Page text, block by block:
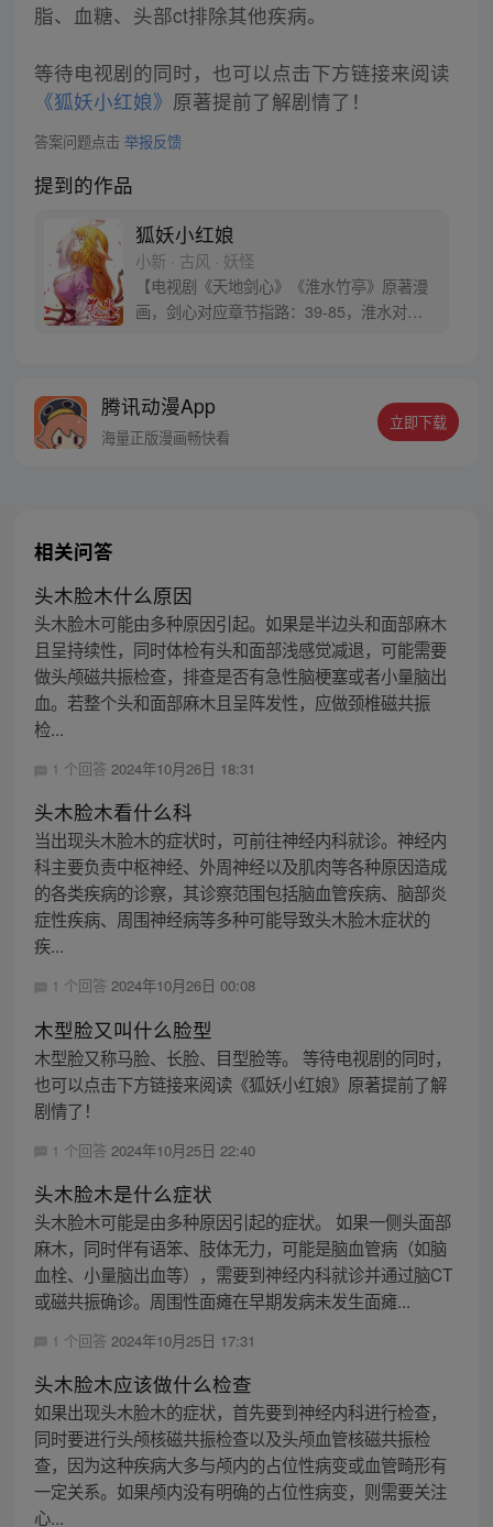
脂、血糖、头部ct排除其他疾病。
等待电视剧的同时，也可以点击下方链接来阅读
《狐妖小红娘》 原著提前了解剧情了！
答案问题点击 举报反馈
提到的作品
狐妖小红娘
小新 · 古风 · 妖怪
【电视剧《天地剑心》《淮水竹亭》原著漫
画，剑心对应章节指路：39-85，淮水对应
腾讯动漫App
海量正版漫画畅快看
立即下载
相关问答
头木脸木什么原因
头木脸木可能由多种原因引起。如果是半边头和面部麻木
且呈持续性，同时体检有头和面部浅感觉减退，可能需要
做头颅磁共振检查，排查是否有急性脑梗塞或者小量脑出
血。若整个头和面部麻木且呈阵发性，应做颈椎磁共振
检...
1 个回答 2024年10月26日 18:31
头木脸木看什么科
当出现头木脸木的症状时，可前往神经内科就诊。神经内
科主要负责中枢神经、外周神经以及肌肉等各种原因造成
的各类疾病的诊察，其诊察范围包括脑血管疾病、脑部炎
症性疾病、周围神经病等多种可能导致头木脸木症状的
疾...
1 个回答 2024年10月26日 00:08
木型脸又叫什么脸型
木型脸又称马脸、长脸、目型脸等。 等待电视剧的同时，
也可以点击下方链接来阅读《狐妖小红娘》原著提前了解
剧情了！
1 个回答 2024年10月25日 22:40
头木脸木是什么症状
头木脸木可能是由多种原因引起的症状。 如果一侧头面部
麻木，同时伴有语笨、肢体无力，可能是脑血管病（如脑
血栓、小量脑出血等），需要到神经内科就诊并通过脑CT
或磁共振确诊。周围性面瘫在早期发病未发生面瘫...
1 个回答 2024年10月25日 17:31
头木脸木应该做什么检查
如果出现头木脸木的症状，首先要到神经内科进行检查，
同时要进行头颅核磁共振检查以及头颅血管核磁共振检
查，因为这种疾病大多与颅内的占位性病变或血管畸形有
一定关系。如果颅内没有明确的占位性病变，则需要关注
心...